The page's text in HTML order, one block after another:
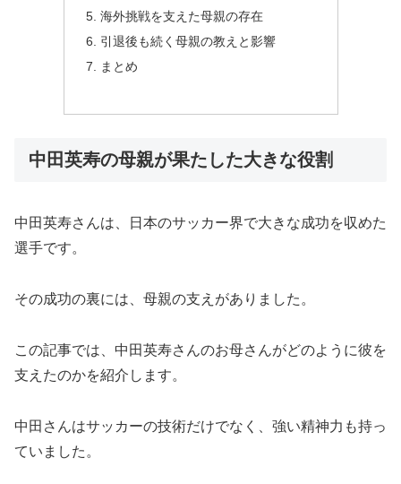
海外挑戦を支えた母親の存在
引退後も続く母親の教えと影響
まとめ
中田英寿の母親が果たした大きな役割
中田英寿さんは、日本のサッカー界で大きな成功を収めた
選手です。
その成功の裏には、母親の支えがありました。
この記事では、中田英寿さんのお母さんがどのように彼を
支えたのかを紹介します。
中田さんはサッカーの技術だけでなく、強い精神力も持っ
ていました。